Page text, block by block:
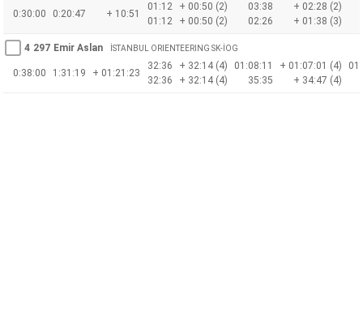
0:30:00 0:20:47 + 10:51
01:12
01:12
+ 00:50 (2)
+ 00:50 (2)
03:38
02:26
+ 02:28 (2)
+ 01:38 (3)
4 297 Emir Aslan İSTANBUL ORIENTEERING SK-İOG
0:38:00 1:31:19 + 01:21:23
32:36
32:36
+ 32:14 (4)
+ 32:14 (4)
01:08:11
35:35
+ 01:07:01 (4)
+ 34:47 (4)